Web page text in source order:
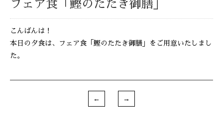
フェア食「鰹のたたき御膳」
こんばんは！
本日の夕食は、フェア食「鰹のたたき御膳」をご用意いたしまし
た。